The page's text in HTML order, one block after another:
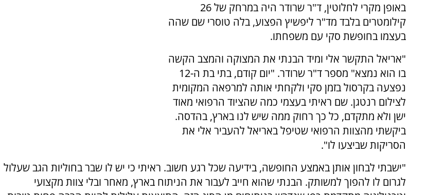
באופן מקרי לחלוטין, ד"ר שרודר היה במרחק של 26
קילומטרים בלבד מד"ר ליפשיץ הפצוע, בלה טוסרי שם שהה
בעצמו בחופשת סקי עם משפחתו.
"אריאל התקשר אלי ומיד הבנתי את המצוקה והמצב הקשה
בו הוא נמצא" מספר ד"ר שרודר. "יום קודם, בתי בת ה-12
נפצעה בקרסול בזמן סקי ולקחתי אותה למרפאה המקומית
לצילום רנטגן. שם ראיתי בעצמי כמה שהציוד הרפואי מאוד
ישן ולא מתקדם, כל כך רחוק ממה שיש לנו בארץ, בהדסה.
ביקשתי מהצוות הרפואי שטיפל באריאל להעביר אלי את
הסריקות שביצעו לו".
"ישבתי לבחון אותן באמצע החופשה, בידיעה שכל רגע חשוב. ראיתי כי יש לו שבר בחוליות הגב שעלול
לגרום לו להפוך למשותק. הבנתי שהוא חייב לעבור את הניתוח בארץ, מאחר ובלי צוות מקצועי